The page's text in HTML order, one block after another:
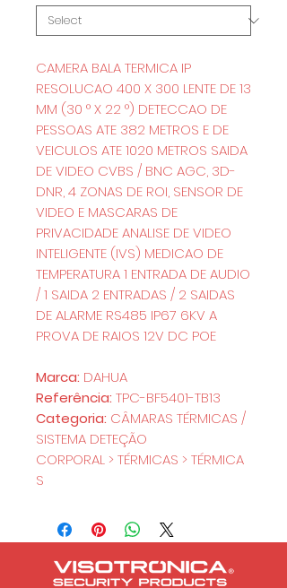
CAMERA BALA TERMICA IP
RESOLUCAO 400 X 300 LENTE DE 13
MM (30 ° X 22 °) DETECCAO DE
PESSOAS ATE 382 METROS E DE
VEICULOS ATE 1020 METROS SAIDA
DE VIDEO CVBS / BNC AGC, 3D-
DNR, 4 ZONAS DE ROI, SENSOR DE
VIDEO E MASCARAS DE
PRIVACIDADE ANALISE DE VIDEO
INTELIGENTE (IVS) MEDICAO DE
TEMPERATURA 1 ENTRADA DE AUDIO
/ 1 SAIDA 2 ENTRADAS / 2 SAIDAS
DE ALARME RS485 IP67 6KV A
PROVA DE RAIOS 12V DC POE
Marca: DAHUA
Referência: TPC-BF5401-TB13
Categoria: CÂMARAS TÉRMICAS /
SISTEMA DETEÇÃO
CORPORAL > TÉRMICAS > TÉRMICA
S